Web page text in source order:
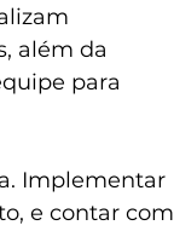
além da
para
Implementar
e contar com